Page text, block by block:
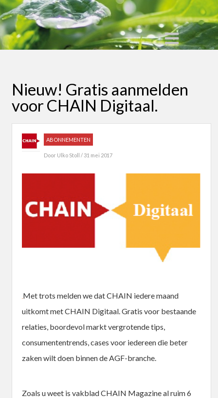
Nieuw! Gratis aanmelden
voor CHAIN Digitaal.
ABONNEMENTEN
Door Ulko Stoll / 31 mei 2017
Met trots melden we dat CHAIN iedere maand
uitkomt met CHAIN Digitaal. Gratis voor bestaande
relaties, boordevol markt vergrotende tips,
consumententrends, cases voor iedereen die beter
zaken wilt doen binnen de AGF-branche.
Zoals u weet is vakblad CHAIN Magazine al ruim 6